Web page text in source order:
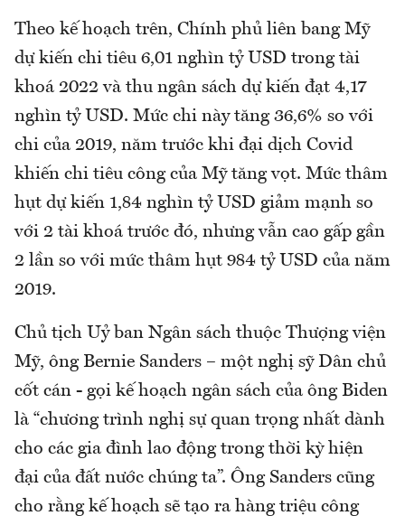
Theo kế hoạch trên, Chính phủ liên bang Mỹ
dự kiến chi tiêu 6,01 nghìn tỷ USD trong tài
khoá 2022 và thu ngân sách dự kiến đạt 4,17
nghìn tỷ USD. Mức chi này tăng 36,6% so với
chi của 2019, năm trước khi đại dịch Covid
khiến chi tiêu công của Mỹ tăng vọt. Mức thâm
hụt dự kiến 1,84 nghìn tỷ USD giảm mạnh so
với 2 tài khoá trước đó, nhưng vẫn cao gấp gần
2 lần so với mức thâm hụt 984 tỷ USD của năm
2019.
Chủ tịch Uỷ ban Ngân sách thuộc Thượng viện
Mỹ, ông Bernie Sanders – một nghị sỹ Dân chủ
cốt cán - gọi kế hoạch ngân sách của ông Biden
là “chương trình nghị sự quan trọng nhất dành
cho các gia đình lao động trong thời kỳ hiện
đại của đất nước chúng ta”. Ông Sanders cũng
cho rằng kế hoạch sẽ tạo ra hàng triệu công